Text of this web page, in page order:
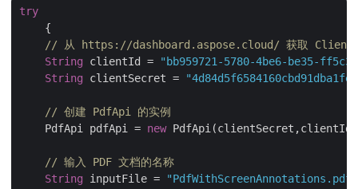
try
    {
// 从 https://dashboard.aspose.cloud/ 获取
String clientId =
"bb959721-5780-4be6-be35-
String clientSecret =
// 创建 PdfApi 的实例
    PdfApi pdfApi =
new
// 输入 PDF 文档的名称
String inputFile = "PdfWithScreenAnnotations.pdf"